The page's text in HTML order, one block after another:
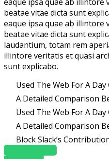
beatae vitae dicta sunt
eaque ipsa quae ab illintore
beatae vitae dicta sunt
laudantium, totam rem
illintore veritatis et quasi
sunt explicabo.
Used The Web For A
A Detailed Comparison
Used The Web For A
A Detailed Comparison
Block Slack’s
OUR COURSES